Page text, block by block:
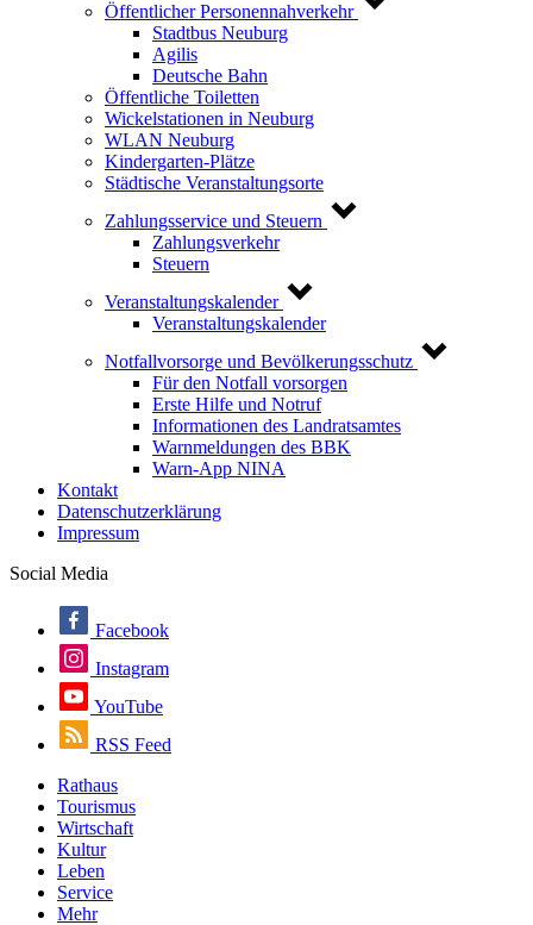
Öffentlicher Personennahverkehr
Stadtbus Neuburg
Agilis
Deutsche Bahn
Öffentliche Toiletten
Wickelstationen in Neuburg
WLAN Neuburg
Kindergarten-Plätze
Städtische Veranstaltungsorte
Zahlungsservice und Steuern
Zahlungsverkehr
Steuern
Veranstaltungskalender
Veranstaltungskalender
Notfallvorsorge und Bevölkerungsschutz
Für den Notfall vorsorgen
Erste Hilfe und Notruf
Informationen des Landratsamtes
Warnmeldungen des BBK
Warn-App NINA
Kontakt
Datenschutzerklärung
Impressum
Social Media
Facebook
Instagram
YouTube
RSS Feed
Rathaus
Tourismus
Wirtschaft
Kultur
Leben
Service
Mehr